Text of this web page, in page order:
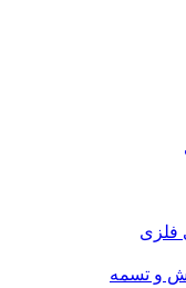
فلزی
کش و تسمه